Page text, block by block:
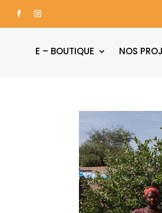
E – BOUTIQUE NOS